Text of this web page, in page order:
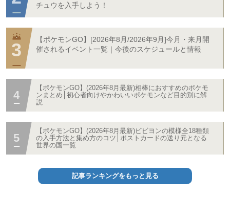
チュウを入手しよう！
【ポケモンGO】[2026年8月/2026年9月]今月・来月開
催されるイベント一覧｜今後のスケジュールと情報
【ポケモンGO】(2026年8月最新)相棒におすすめのポケモ
ンまとめ│初心者向けやかわいいポケモンなど目的別に解
説
【ポケモンGO】(2026年8月最新)ビビヨンの模様全18種類
の入手方法と集め方のコツ│ポストカードの送り元となる
世界の国一覧
記事ランキングをもっと見る